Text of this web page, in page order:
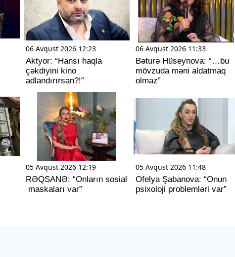
06 Avqust 2026 12:23
Aktyor: “Hansı haqla
çəkdiyini kino
adlandırırsan?!”
06 Avqust 2026 11:33
Bəturə Hüseynova: “…bu
mövzuda məni aldatmaq
olmaz”
05 Avqust 2026 12:19
RƏQSANƏ: “Onların sosial
maskaları var”
05 Avqust 2026 11:48
Ofelya Şabanova: “Onun
psixoloji problemləri var”